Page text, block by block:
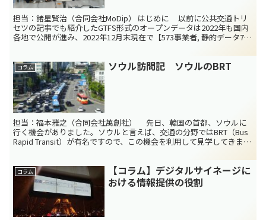
担当：諸星賢治（合同会社MoDip） はじめに 以前に公共交通トリ
セツの記事でも紹介したGTFS形式のオープンデータは2022年も国内
各地で公開が進み、2022年12月末現在で【573事業者, 静的データ718
コラム ソウル訪問記 ソウルのBRT
担当：福本雅之（合同会社萬創社） 先日、韓国の首都、ソウルに
行く機会がありました。ソウルと言えば、交通の分野ではBRT（Bus
Rapid Transit）が有名ですので、この機会を利用して見学してきまし
コラム
【コラム】デジタルサイネージに
おける情報提供の役割